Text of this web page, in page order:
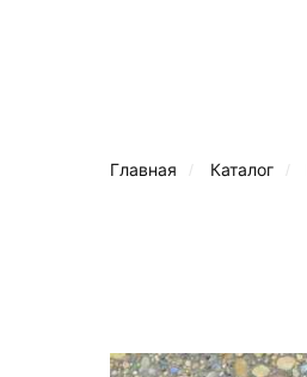
Главная / Каталог /